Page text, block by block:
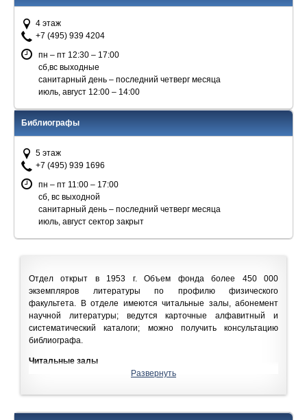
4 этаж
+7 (495) 939 4204
пн – пт 12:30 – 17:00
сб,вс выходные
санитарный день – последний четверг месяца
июль, август 12:00 – 14:00
Библиографы
5 этаж
+7 (495) 939 1696
пн – пт 11:00 – 17:00
сб, вс выходной
санитарный день – последний четверг месяца
июль, август сектор закрыт
Отдел открыт в 1953 г. Объем фонда более 450 000
экземпляров литературы по профилю физического
факультета. В отделе имеются читальные залы, абонемент
научной литературы; ведутся карточные алфавитный и
систематический каталоги; можно получить консультацию
библиографа.
Читальные залы
Читальными залами могут пользоваться все читатели Научной
часа. Заказы, сделанные в пн–пт после 16:45, в субботу,
выполняются в первый рабочий день. Срок хранения заказов -
Развернуть